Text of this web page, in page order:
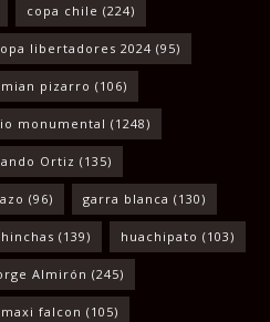
copa chile (224)
libertadores 2024 (95)
pizarro (106)
monumental (1248)
Ortiz (135)
(96) garra blanca (130)
hinchas (139) huachipato (103)
Almirón (245)
maxi falcon (105)